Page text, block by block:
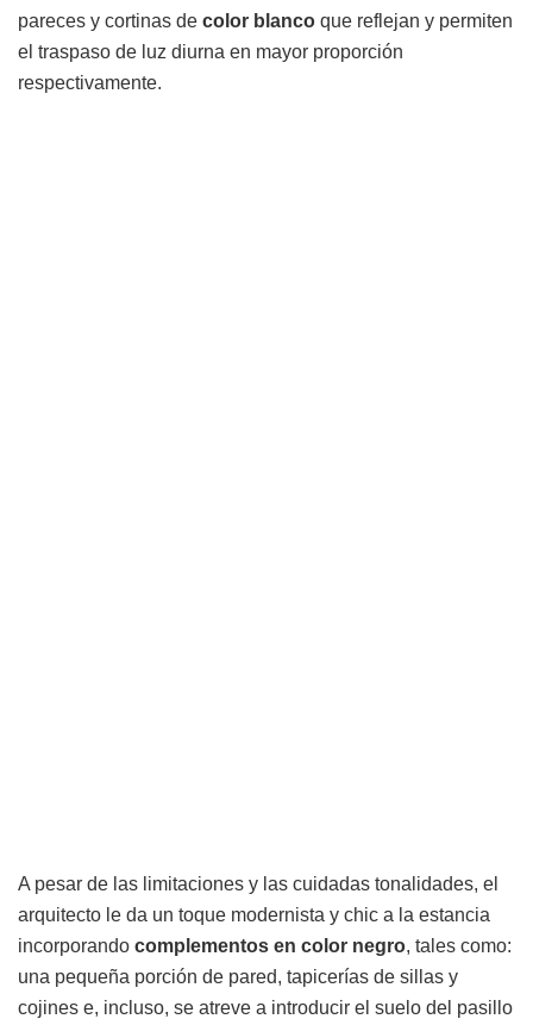
pareces y cortinas de color blanco que reflejan y permiten
el traspaso de luz diurna en mayor proporción
respectivamente.
A pesar de las limitaciones y las cuidadas tonalidades, el
arquitecto le da un toque modernista y chic a la estancia
incorporando complementos en color negro, tales como:
una pequeña porción de pared, tapicerías de sillas y
cojines e, incluso, se atreve a introducir el suelo del pasillo